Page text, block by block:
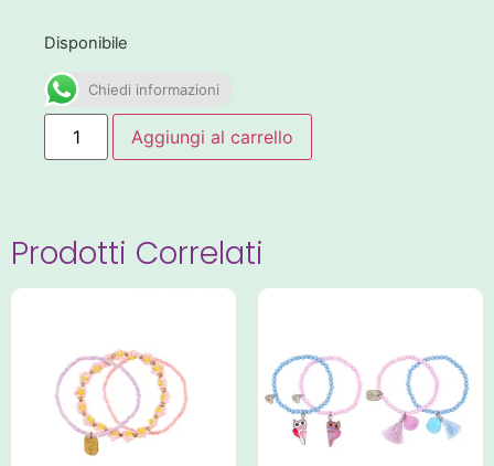
Disponibile
Chiedi informazioni
Aggiungi al carrello
Prodotti Correlati